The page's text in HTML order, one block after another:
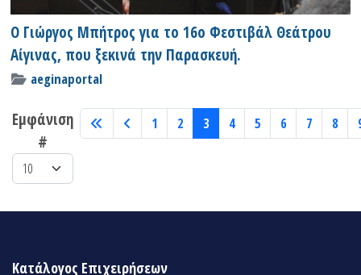
Ο Γιώργος Μπήτρος για το 16ο Φεστιβάλ Θεάτρου
Αίγινας, που ξεκινά την Παρασκευή.
aeginaportal
Εμφάνιση
#
1 2 3 4 5 6 7 8
Κατάλογος Επιχειρήσεων